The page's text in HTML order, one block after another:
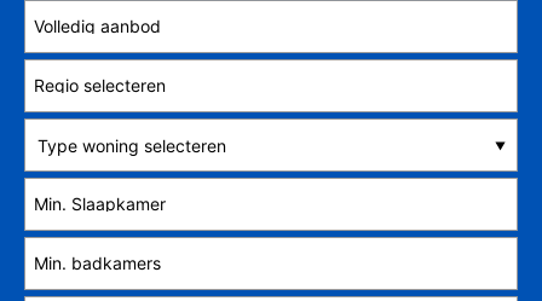
Type woning selecteren